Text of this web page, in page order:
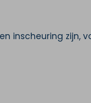
inscheuring zijn,